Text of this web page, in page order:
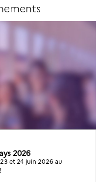
2026
23 et 24 juin 2026 au